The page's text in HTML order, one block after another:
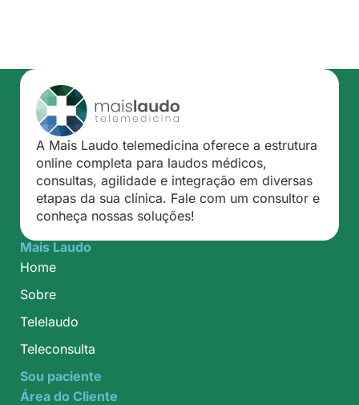
A Mais Laudo telemedicina oferece a estrutura
online completa para laudos médicos,
consultas, agilidade e integração em diversas
etapas da sua clínica. Fale com um consultor e
conheça nossas soluções!
Mais Laudo
Home
Sobre
Telelaudo
Teleconsulta
Sou paciente
Área do Cliente